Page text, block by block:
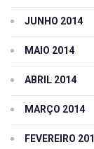
JUNHO 2014
MAIO 2014
ABRIL 2014
MARÇO 2014
FEVEREIRO